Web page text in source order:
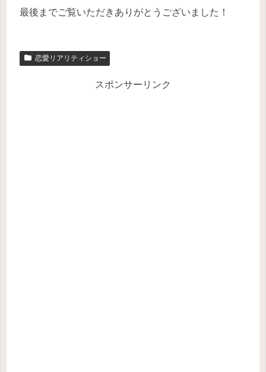
最後までご覧いただきありがとうございました！
恋愛リアリティショー
スポンサーリンク